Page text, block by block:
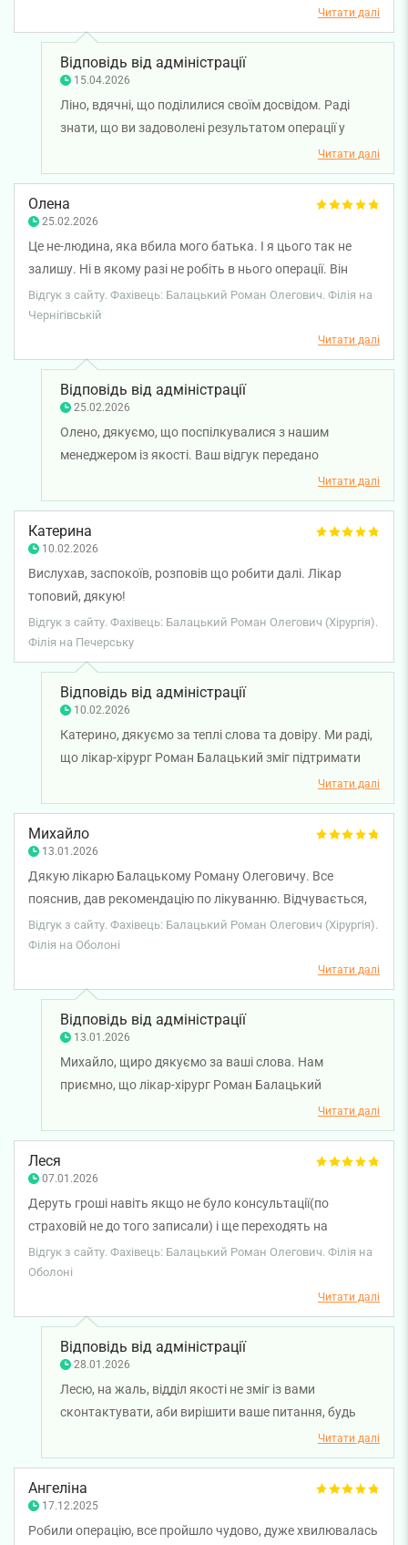
Читати далі
Відповідь від адміністрації
15.04.2026
Ліно, вдячні, що поділилися своїм досвідом. Раді
знати, що ви задоволені результатом операції у
лікаря-хірурга Романа Балацького та лікуванням у
лікаря-дерматовенеролога Ганни Авраменко. Для
нас важливо, щоб кожен етап лікування проходив
комфортно і результативно. Бажаємо вам міцного
здоров'я!
Читати далі
Олена
25.02.2026
Це не-людина, яка вбила мого батька. І я цього так не
залишу. Ні в якому разі не робіть в нього операції. Він
калечіть пацієнтів. Шукайте краще державних лікарів в
держаних клініках. SMART клініка кришує вбивцю.
Відгук з сайту. Фахівець: Балацький Роман Олегович. Філія на
Чернігівській
Читати далі
Відповідь від адміністрації
25.02.2026
Олено, дякуємо, що поспілкувалися з нашим
менеджером із якості. Ваш відгук передано
керівництву клініки для подальшого опрацювання.
Бажаємо вам міцного здоров’я.
Читати далі
Катерина
10.02.2026
Вислухав, заспокоїв, розповів що робити далі. Лікар
топовий, дякую!
Відгук з сайту. Фахівець: Балацький Роман Олегович (Хірургія).
Філія на Печерську
Відповідь від адміністрації
10.02.2026
Катерино, дякуємо за теплі слова та довіру. Ми раді,
що лікар-хірург Роман Балацький зміг підтримати
вас, детально розповісти про подальші дії та
залишити позитивні враження від візиту. Бажаємо
вам міцного здоров'я!
Читати далі
Михайло
13.01.2026
Дякую лікарю Балацькому Роману Олеговичу. Все
пояснив, дав рекомендацію по лікуванню. Відчувається,
що професіонал в своїй роботі і поважний до пацієнтів.
Дуже задоволені прийомом.
Відгук з сайту. Фахівець: Балацький Роман Олегович (Хірургія).
Філія на Оболоні
Читати далі
Відповідь від адміністрації
13.01.2026
Михайло, щиро дякуємо за ваші слова. Нам
приємно, що лікар-хірург Роман Балацький
детально пояснив усі моменти лікування та залишив
у вас позитивне враження від прийому. Бажаємо
Читати далі
Леся
07.01.2026
Деруть гроші навіть якщо не було консультації(по
страховій не до того записали) і ще переходять на
особистості((і роблять з тебе дуру!!!Це я про хірурга
Балацького!!!! До адміністраторів ніяких зауважень!!!
Відгук з сайту. Фахівець: Балацький Роман Олегович. Філія на
Оболоні
Читати далі
Відповідь від адміністрації
28.01.2026
Лесю, на жаль, відділ якості не зміг із вами
сконтактувати, аби вирішити ваше питання, будь
ласка, зателефонуйте нам у зручний час за номером
(067) 127-03-03. Бажаємо вам міцного здоров'я!
Читати далі
Ангеліна
17.12.2025
Робили операцію, все пройшло чудово, дуже хвилювалась